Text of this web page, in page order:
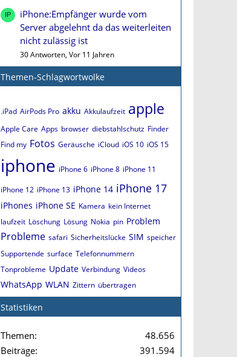
iPhone:Empfänger wurde vom
Server abgelehnt da das weiterleiten
nicht zulässig ist
30 Antworten, Vor 11 Jahren
Themen-Schlagwortwolke
.iPad AirPods Pro akku Akkulaufzeit apple
Apple Care Apps browser diebstahlschutz Finder
Find my Fotos Geräusche iCloud iOS 10 iOS 15
iphone iPhone 6 iPhone 8 iPhone 11
iPhone 12 iPhone 13 iPhone 14 iPhone 17
iPhones iPhone SE Kamera kein Internet
laufzeit Löschung Lösung Nokia pin Problem
Probleme safari Sicherheitslücke SIM speicher
Supportende surface Telefonnummern
Tonprobleme Update Verbindung Videos
WhatsApp WLAN Zittern übertragen
Statistiken
Themen
48.656
Beiträge
391.594